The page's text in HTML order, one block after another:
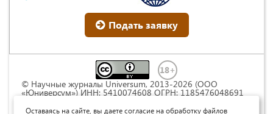
Подать заявку
© Научные журналы Universum, 2013-2026 (ООО
«Юниверсум») ИНН: 5410074608 ОГРН: 1185476048691
Commons « Attribution» («Атрибуция») 4.0
Оставаясь на сайте, вы даете согласие на обработку файлов